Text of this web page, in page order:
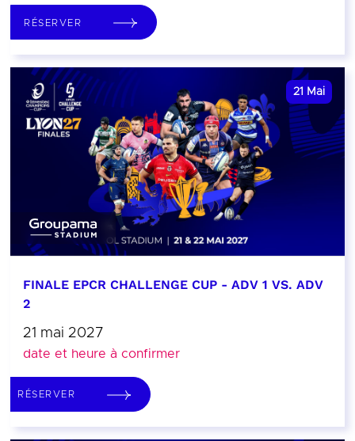
RÉSERVER
21 Mai
FINALE EPCR CHALLENGE CUP - ADV 1 VS. ADV
2
21 mai 2027
date et heure à confirmer
RÉSERVER